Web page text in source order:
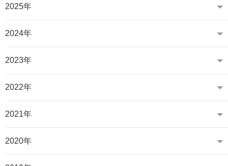
2025年
2024年
2023年
2022年
2021年
2020年